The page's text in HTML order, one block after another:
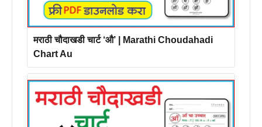
मराठी चौदाखडी चार्ट ‘औ’ | Marathi Choudahadi
Chart Au